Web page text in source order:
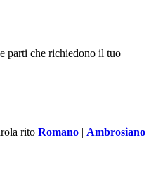
parti che richiedono il tuo
rito Romano | Ambrosiano